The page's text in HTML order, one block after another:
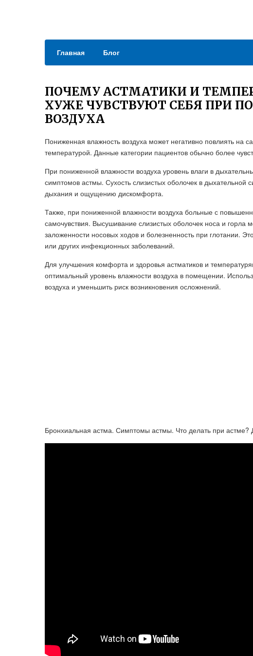
Главная Блог
ПОЧЕМУ АСТМАТИКИ И
ХУЖЕ ЧУВСТВУЮТ СЕБЯ ПРИ
ВОЗДУХА
Пониженная влажность воздуха может негативно повлиять на
температурой. Данные категории пациентов обычно более
При пониженной влажности воздуха уровень влаги в
симптомов астмы. Сухость слизистых оболочек в дыхательной
дыхания и ощущению дискомфорта.
Также, при пониженной влажности воздуха больные с
самочувствия. Высушивание слизистых оболочек носа и горла
заложенности носовых ходов и болезненность при глотании.
или других инфекционных заболеваний.
Для улучшения комфорта и здоровья астматиков и
оптимальный уровень влажности воздуха в помещении.
воздуха и уменьшить риск возникновения осложнений.
Бронхиальная астма. Симптомы астмы. Что делать при астме?